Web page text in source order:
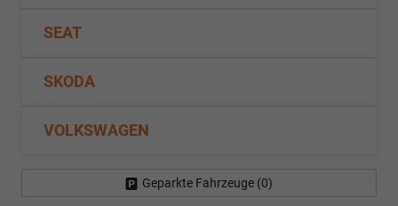
SEAT
SKODA
VOLKSWAGEN
Geparkte Fahrzeuge (0)